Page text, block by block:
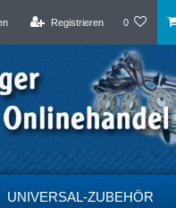
Registrieren 0
UNIVERSAL-ZUBEHÖR